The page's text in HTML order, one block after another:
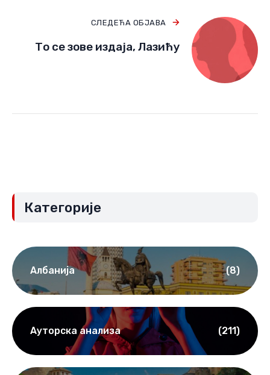
СЛЕДЕЋА ОБЈАВА
То се зове издаја, Лазићу
Категорије
Албанија (8)
Ауторска анализа (211)